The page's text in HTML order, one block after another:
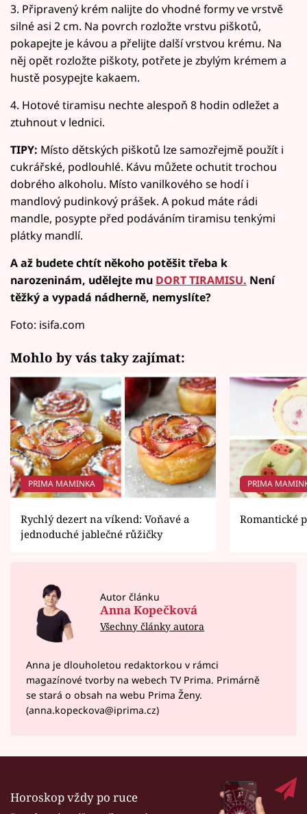
3. Připravený krém nalijte do vhodné formy ve vrstvě
silné asi 2 cm. Na povrch rozložte vrstvu piškotů,
pokapejte je kávou a přelijte další vrstvou krému. Na
něj opět rozložte piškoty, potřete je zbylým krémem a
hustě posypejte kakaem.
4. Hotové tiramisu nechte alespoň 8 hodin odležet a
ztuhnout v lednici.
TIPY: Místo dětských piškotů lze samozřejmě použít i
cukrářské, podlouhlé. Kávu můžete ochutit trochou
dobrého alkoholu. Místo vanilkového se hodí i
mandlový pudinkový prášek. A pokud máte rádi
mandle, posypte před podáváním tiramisu tenkými
plátky mandlí.
A až budete chtít někoho potěšit třeba k
narozeninám, udělejte mu DORT TIRAMISU. Není
těžký a vypadá nádherně, nemyslíte?
Foto: isifa.com
Mohlo by vás taky zajímat:
PRIMA MAMINKA
Rychlý dezert na víkend: Voňavé a
jednoduché jablečné růžičky
PRIMA
Romantické
Autor článku
Anna Kopečková
Všechny články autora
Anna je dlouholetou redaktorkou v rámci
magazínové tvorby na webech TV Prima. Primárně
se stará o obsah na webu Prima Ženy.
(anna.kopeckova@iprima.cz)
Horoskop vždy po ruce